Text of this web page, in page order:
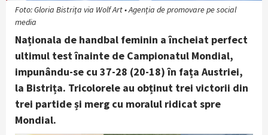
Foto: Gloria Bistrița via Wolf Art • Agenția de promovare pe social
media
Naționala de handbal feminin a încheiat perfect
ultimul test înainte de Campionatul Mondial,
impunându-se cu 37-28 (20-18)în fața Austriei,
la Bistrița. Tricolorele au obținut trei victorii din
trei partide și merg cu moralul ridicat spre
Mondial.